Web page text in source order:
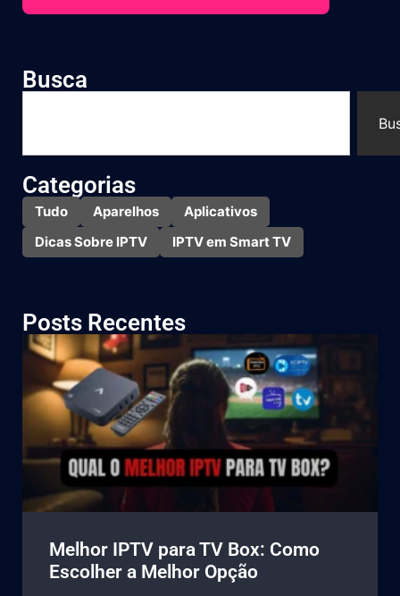
Busca
Categorias
Tudo Aparelhos
Aplicativos
Dicas Sobre IPTV
IPTV em Smart TV
Posts Recentes
Melhor IPTV para TV Box: Como
Escolher a Melhor Opção